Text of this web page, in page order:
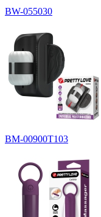
BW-055030
BM-00900T103